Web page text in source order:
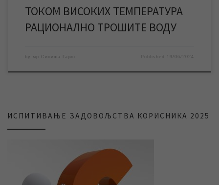
ТОКОМ ВИСОКИХ ТЕМПЕРАТУРА
РАЦИОНАЛНО ТРОШИТЕ ВОДУ
by мр Синиша Гајин Published 19/06/2024
ИСПИТИВАЊЕ ЗАДОВОЉСТВА КОРИСНИКА 2025